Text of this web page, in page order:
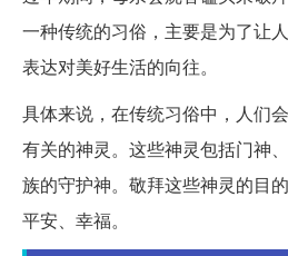
一种传统的习俗，主要是为了让
表达对美好生活的向往。
具体来说，在传统习俗中，人们
有关的神灵。这些神灵包括门神
族的守护神。敬拜这些神灵的目
平安、幸福。